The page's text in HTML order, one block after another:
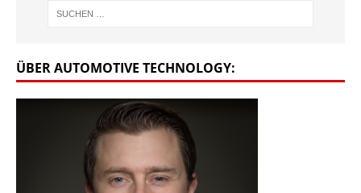
ÜBER AUTOMOTIVE TECHNOLOGY: